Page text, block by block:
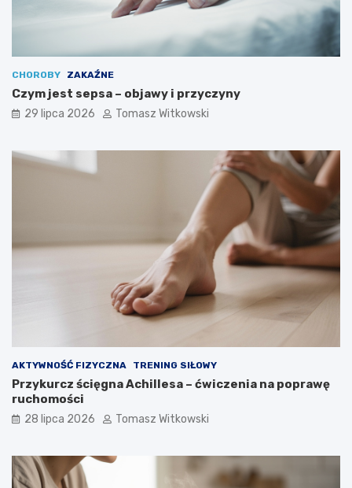
CHOROBY ZAKAŹNE
Czym jest sepsa – objawy i przyczyny
29 lipca 2026 Tomasz Witkowski
AKTYWNOŚĆ FIZYCZNA TRENING SIŁOWY
Przykurcz ścięgna Achillesa – ćwiczenia na poprawę
ruchomości
28 lipca 2026 Tomasz Witkowski